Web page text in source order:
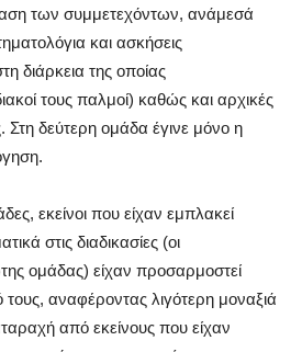
των συμμετεχόντων, ανάμεσά
και ασκήσεις
διάρκεια της οποίας
τους παλμοί) καθώς και αρχικές
Στη δεύτερη ομάδα έγινε μόνο η
εκείνοι που είχαν εμπλακεί
στις διαδικασίες (οι
ομάδας) είχαν προσαρμοστεί
αναφέροντας λιγότερη μοναξιά
από εκείνους που είχαν